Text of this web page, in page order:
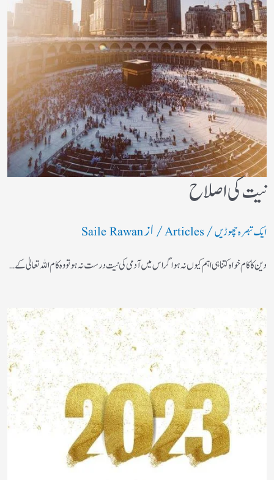
نیت کی اصلاح
ایک تبصرہ چھوڑیں/
Articles/ ازSaile Rawan
دین کا کام خواہ کتنا ہی اہم کیوں نہ ہو اگر اس میں آدمی کی نیت درست نہ ہو تو وہ کام اللہ تعالیٰ کے…